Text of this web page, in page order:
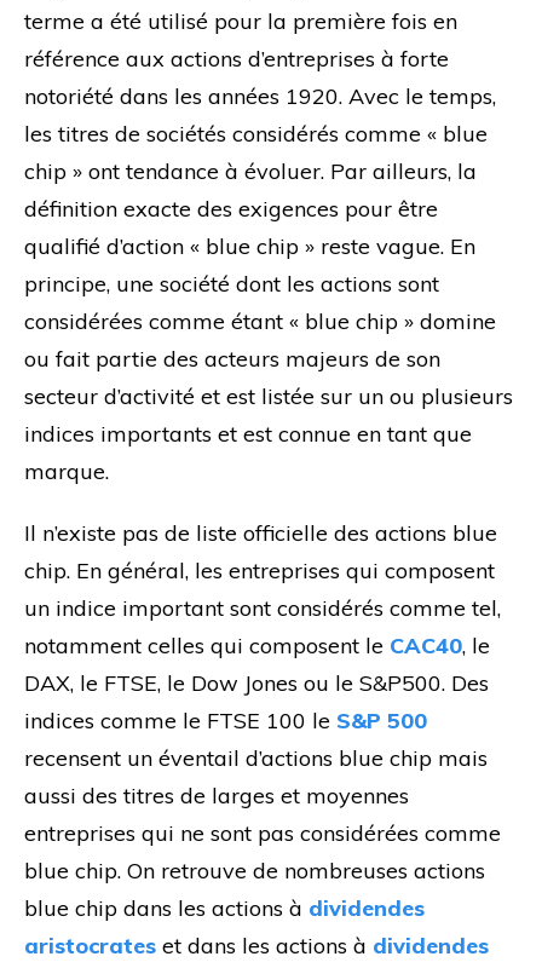
terme a été utilisé pour la première fois en
référence aux actions d’entreprises à forte
notoriété dans les années 1920. Avec le temps,
les titres de sociétés considérés comme « blue
chip » ont tendance à évoluer. Par ailleurs, la
définition exacte des exigences pour être
qualifié d’action « blue chip » reste vague. En
principe, une société dont les actions sont
considérées comme étant « blue chip » domine
ou fait partie des acteurs majeurs de son
secteur d’activité et est listée sur un ou plusieurs
indices importants et est connue en tant que
marque.
Il n’existe pas de liste officielle des actions blue
chip. En général, les entreprises qui composent
un indice important sont considérés comme tel,
notamment celles qui composent le CAC40, le
DAX, le FTSE, le Dow Jones ou le S&P500. Des
indices comme le FTSE 100 le S&P 500
recensent un éventail d’actions blue chip mais
aussi des titres de larges et moyennes
entreprises qui ne sont pas considérées comme
blue chip. On retrouve de nombreuses actions
blue chip dans les actions à dividendes
aristocrates et dans les actions à dividendes